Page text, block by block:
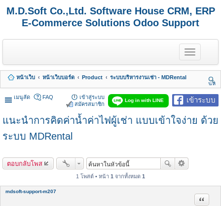
M.D.Soft Co.,Ltd. Software House CRM, ERP
E-Commerce Solutions Odoo Support
T
o
g
e
n
a
i
g
หน้าเว็บ หน้าเว็บบอร์ด Product
ระบบบริหารงานเช่า - MDRental
นห
า
เมนูลัด
เข้าระบบ
Log in with LINE
FAQ
เข้าสู่ระบบ
สมัครสมาชิก
แนะนำการคิดค่าน้ำค่าไฟผู้เช่า แบบเข้าใจง่าย ด้วย
ระบบ MDRental
ตอบกลับโพส
1 โพสต์ • หน้า 1 จากทั้งหมด 1
mdsoft-support-m207
อ้างคำ